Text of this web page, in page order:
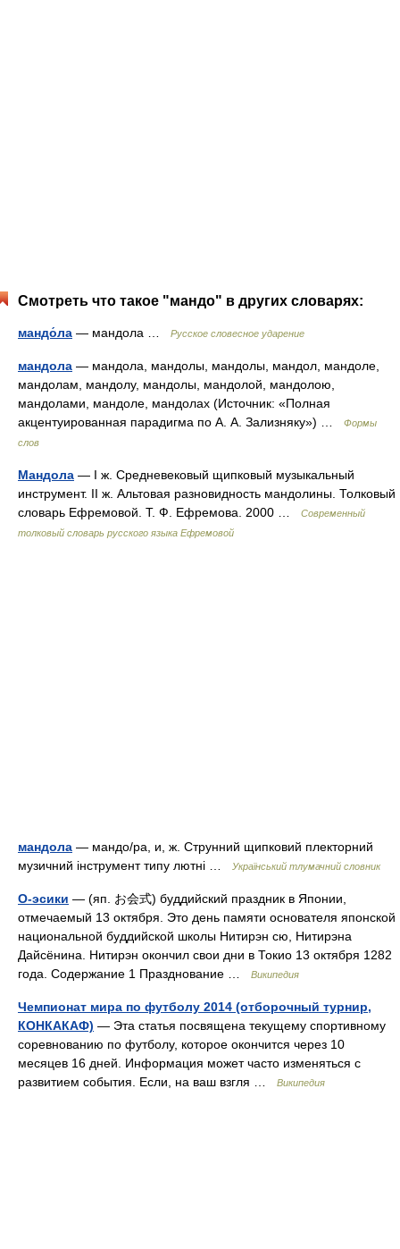
Смотреть что такое "мандо" в других словарях:
мандо́ла — мандола … Русское словесное ударение
мандола — мандола, мандолы, мандолы, мандол, мандоле,
мандолам, мандолу, мандолы, мандолой, мандолою,
мандолами, мандоле, мандолах (Источник: «Полная
акцентуированная парадигма по А. А. Зализняку») …
Формы
слов
Мандола — I ж. Средневековый щипковый музыкальный
инструмент. II ж. Альтовая разновидность мандолины. Толковый
словарь Ефремовой. Т. Ф. Ефремова. 2000 …
Современный
толковый словарь русского языка Ефремовой
мандола — мандо/ра, и, ж. Струнний щипковий плекторний
музичний інструмент типу лютні …
Український тлумачний словник
О-эсики — (яп. お会式) буддийский праздник в Японии,
отмечаемый 13 октября. Это день памяти основателя японской
национальной буддийской школы Нитирэн сю, Нитирэна
Дайсёнина. Нитирэн окончил свои дни в Токио 13 октября 1282
года. Содержание 1 Празднование …
Википедия
Чемпионат мира по футболу 2014 (отборочный турнир,
КОНКАКАФ) — Эта статья посвящена текущему спортивному
соревнованию по футболу, которое окончится через 10
месяцев 16 дней. Информация может часто изменяться с
развитием события. Если, на ваш взгля …
Википедия